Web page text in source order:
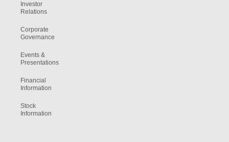
Investor
Relations
Corporate
Governance
Events &
Presentations
Financial
Information
Stock
Information